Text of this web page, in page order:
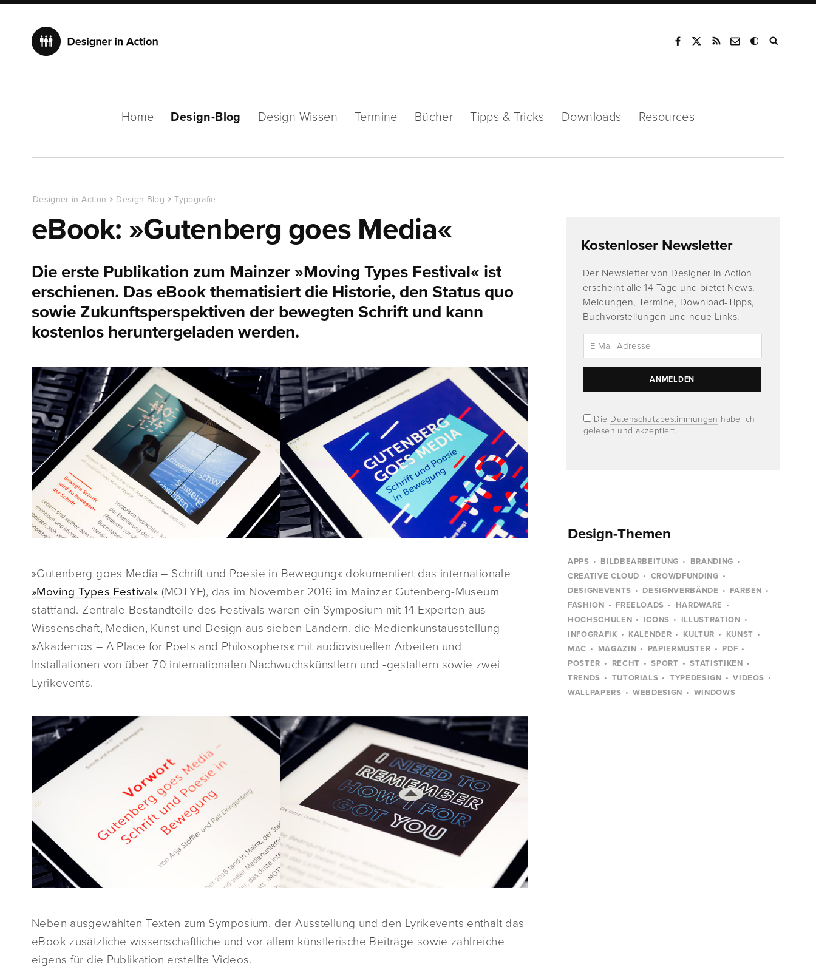
Home Design-Blog Design-Wissen Termine Bücher Tipps & Tricks Downloads Resources
Designer in Action Design-Blog Typografie
eBook: »Gutenberg goes Media«
Die erste Publikation zum Mainzer »Moving Types Festival« ist
erschienen. Das eBook thematisiert die Historie, den Status quo
sowie Zukunftsperspektiven der bewegten Schrift und kann
kostenlos heruntergeladen werden.
»Gutenberg goes Media – Schrift und Poesie in Bewegung« dokumentiert das internationale
»Moving Types Festival« (MOTYF), das im November 2016 im Mainzer Gutenberg-Museum
stattfand. Zentrale Bestandteile des Festivals waren ein Symposium mit 14 Experten aus
Wissenschaft, Medien, Kunst und Design aus sieben Ländern, die Medienkunstausstellung
»Akademos – A Place for Poets and Philosophers« mit audiovisuellen Arbeiten und
Installationen von über 70 internationalen Nachwuchskünstlern und -gestaltern sowie zwei
Lyrikevents.
Neben ausgewählten Texten zum Symposium, der Ausstellung und den Lyrikevents enthält das
eBook zusätzliche wissenschaftliche und vor allem künstlerische Beiträge sowie zahlreiche
eigens für die Publikation erstellte Videos.
Kostenloser Newsletter
Der Newsletter von Designer in Action
erscheint alle 14 Tage und bietet News,
Meldungen, Termine, Download-Tipps,
Buchvorstellungen und neue Links.
Die Datenschutzbestimmungen habe ich
gelesen und akzeptiert.
Design-Themen
APPS BILDBEARBEITUNG
BRANDING
CREATIVE CLOUD
CROWDFUNDING
DESIGNEVENTS
DESIGNVERBÄNDE
FARBEN
FASHION
FREELOADS
HARDWARE
HOCHSCHULEN
ICONS
ILLUSTRATION
INFOGRAFIK
KALENDER KULTUR
KUNST
MAC
MAGAZIN PAPIERMUSTER
PDF
POSTER
RECHT SPORT
STATISTIKEN
TRENDS
TUTORIALS TYPEDESIGN
VIDEOS
WALLPAPERS
WEBDESIGN WINDOWS